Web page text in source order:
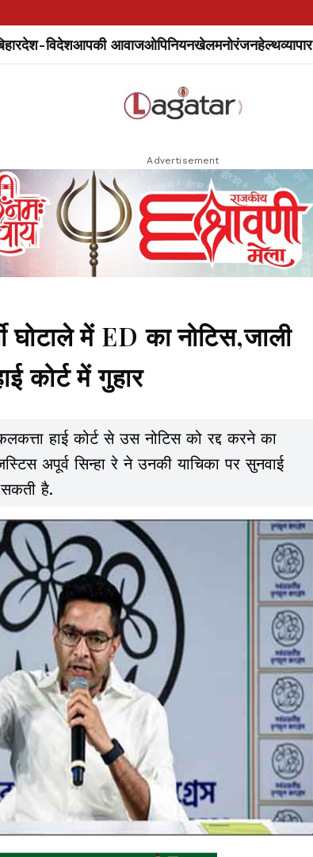
देश-विदेशआपकी आवाजओपिनियनखेलमनोरंजनहेल्थव्यापार
Advertisement
घोटाले में ED का नोटिस,जाली
कोर्ट में गुहार
हाई कोर्ट से उस नोटिस को रद्द करने का
अपूर्व सिन्हा रे ने उनकी याचिका पर सुनवाई
है.